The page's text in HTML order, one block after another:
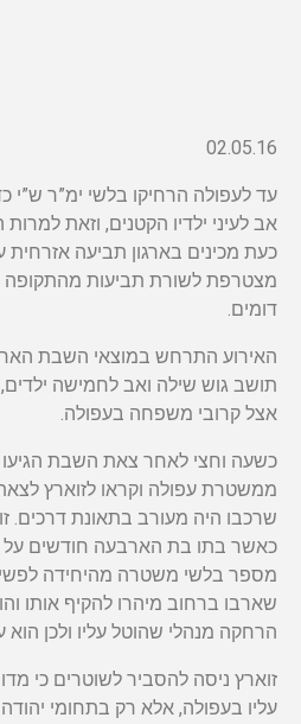
02.05.16
עד לעפולה הרחיקו בלשי ימ”ר ש”י
אב לעיני ילדיו הקטנים, וזאת
כעת מכינים בארגון תביעה
מצטרפת לשורת תביעות מהתקופה
דומים.
האירוע התרחש במוצאי השבת
תושב גוש שילה ואב לחמישה
אצל קרובי משפחה בעפולה.
כשעה וחצי לאחר צאת השבת
ממשטרת עפולה וקראו לזוארץ
שרכבו היה מעורב בתאונת דרכים.
כאשר בתו בת הארבעה חודשים על
מספר בלשי משטרה מהיחידה
שארבו ברחוב מיהרו להקיף אותו
הרחקה מנהלי שהוטל עליו ולכן הוא
זוארץ ניסה להסביר לשוטרים כי
עליו בעפולה, אלא רק בתחומי יהודה